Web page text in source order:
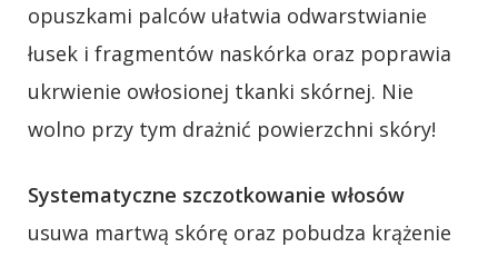
opuszkami palców ułatwia odwarstwianie
łusek i fragmentów naskórka oraz poprawia
ukrwienie owłosionej tkanki skórnej. Nie
wolno przy tym drażnić powierzchni skóry!
Systematyczne szczotkowanie włosów
usuwa martwą skórę oraz pobudza krążenie